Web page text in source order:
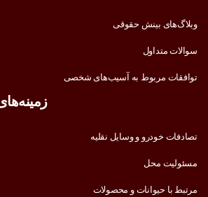
وبلاگ‌های بینش حقوقی
سوالات متداول
توافقات مربوط به آسیب‌های شخصی
تصادفات خودرو و وسایل نقلیه
مسئولیت محل
مرتبط با حیوانات و محصولات